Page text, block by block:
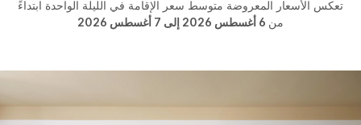
تعكس الأسعار المعروضة متوسط سعر الإقامة في الليلة الواحدة ابتداءً
من